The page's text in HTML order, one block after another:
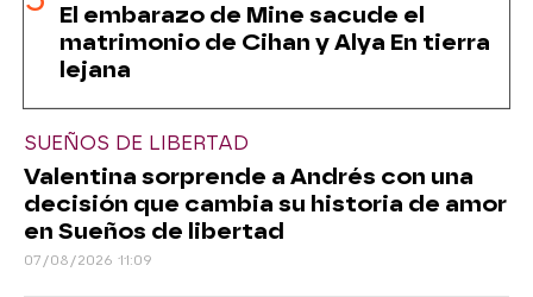
El embarazo de Mine sacude el
matrimonio de Cihan y Alya En tierra
lejana
SUEÑOS DE LIBERTAD
Valentina sorprende a Andrés con una
decisión que cambia su historia de amor
en Sueños de libertad
07/08/2026 11:09